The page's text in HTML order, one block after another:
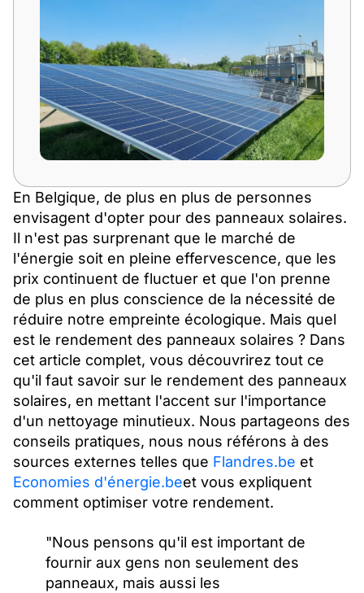
En Belgique, de plus en plus de personnes
envisagent d'opter pour des panneaux solaires.
Il n'est pas surprenant que le marché de
l'énergie soit en pleine effervescence, que les
prix continuent de fluctuer et que l'on prenne
de plus en plus conscience de la nécessité de
réduire notre empreinte écologique. Mais quel
est le rendement des panneaux solaires ? Dans
cet article complet, vous découvrirez tout ce
qu'il faut savoir sur le rendement des panneaux
solaires, en mettant l'accent sur l'importance
d'un nettoyage minutieux. Nous partageons des
conseils pratiques, nous nous référons à des
sources externes telles que Flandres.be et
Economies d'énergie.beet vous expliquent
comment optimiser votre rendement.
"Nous pensons qu'il est important de
fournir aux gens non seulement des
panneaux, mais aussi les